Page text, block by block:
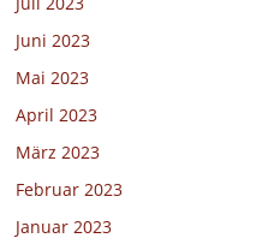
Juni 2023
Mai 2023
April 2023
März 2023
Februar 2023
Januar 2023